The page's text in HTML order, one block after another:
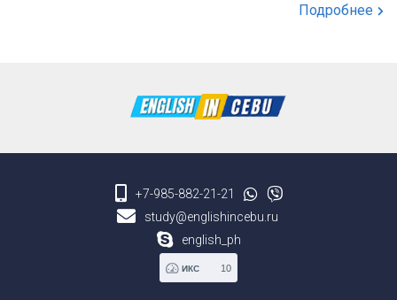
Подробнее
+7-985-882-21-21
study@englishincebu.ru
english_ph
ИКС 10